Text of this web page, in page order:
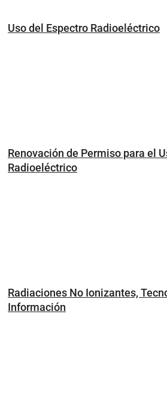
Uso del Espectro Radioeléctrico
Renovación de Permiso para el
Radioeléctrico
Radiaciones No Ionizantes,
Información